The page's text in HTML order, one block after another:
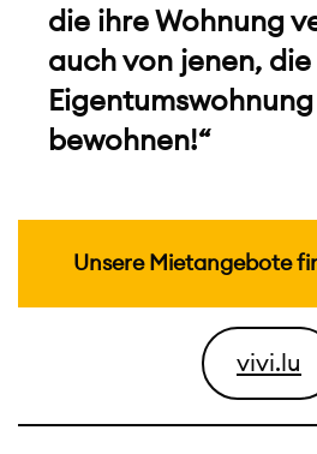
die ihre Wohnung
auch von jenen,
bewohnen!“
Unsere Mietangebote
vivi.lu